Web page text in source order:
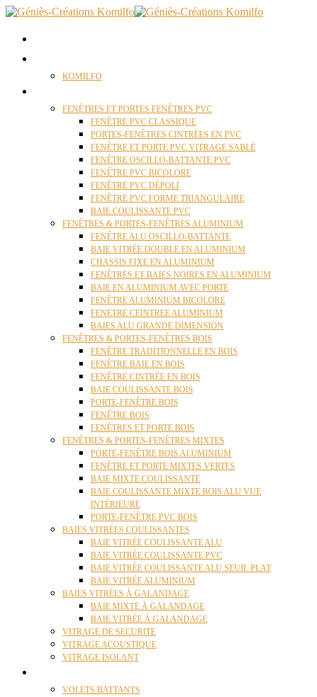
KOMILFO
FENÊTRES ET PORTES FENÊTRES PVC
FENÊTRE PVC CLASSIQUE
PORTES-FENÊTRES CINTRÉES EN PVC
FENÊTRE ET PORTE PVC VITRAGE SABLÉ
FENÊTRE OSCILLO-BATTANTE PVC
FENÊTRE PVC BICOLORE
FENÊTRE PVC DÉPOLI
FENÊTRE PVC FORME TRIANGULAIRE
BAIE COULISSANTE PVC
FENÊTRES & PORTES-FENÊTRES ALUMINIUM
FENÊTRE ALU OSCILLO-BATTANTE
BAIE VITRÉE DOUBLE EN ALUMINIUM
CHASSIS FIXE EN ALUMINIUM
FENÊTRES ET BAIES NOIRES EN ALUMINIUM
BAIE EN ALUMINIUM AVEC PORTE
FENÊTRE ALUMINIUM BICOLORE
FENETRE CEINTREE ALUMINIUM
BAIES ALU GRANDE DIMENSION
FENÊTRES & PORTES-FENÊTRES BOIS
FENÊTRE TRADITIONNELLE EN BOIS
FENÊTRE BAIE EN BOIS
FENÊTRE CINTRÉE EN BOIS
BAIE COULISSANTE BOIS
PORTE-FENÊTRE BOIS
FENÊTRE BOIS
FENÊTRES ET PORTE BOIS
FENÊTRES & PORTES-FENÊTRES MIXTES
PORTE-FENÊTRE BOIS ALUMINIUM
FENÊTRE ET PORTE MIXTES VERTES
BAIE MIXTE COULISSANTE
BAIE COULISSANTE MIXTE BOIS ALU VUE
INTÉRIEURE
PORTE-FENÊTRE PVC BOIS
BAIES VITRÉES COULISSANTES
BAIE VITRÉE COULISSANTE ALU
BAIE VITRÉE COULISSANTE PVC
BAIE VITRÉE COULISSANTE ALU SEUIL PLAT
BAIE VITRÉE ALUMINIUM
BAIES VITRÉES À GALANDAGE
BAIE MIXTE À GALANDAGE
BAIE VITRÉE À GALANDAGE
VITRAGE DE SECURITE
VITRAGE ACOUSTIQUE
VITRAGE ISOLANT
VOLETS BATTANTS